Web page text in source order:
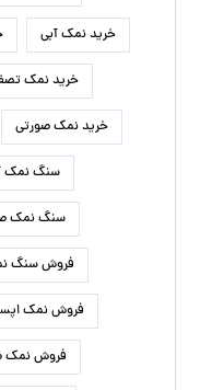
خرید نمک آبی
خرید نمک
خرید نمک صورتی
سنگ نمک
سنگ نمک
فروش سنگ
فروش نمک
فروش نمک